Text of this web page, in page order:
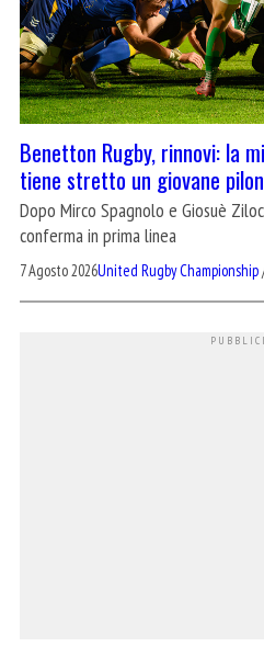
Benetton Rugby, rinnovi: la
tiene stretto un giovane
Dopo Mirco Spagnolo e Giosuè
conferma in prima linea
7 Agosto 2026United Rugby Championship